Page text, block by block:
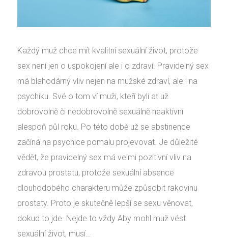
Každý muž chce mít kvalitní sexuální život, protože
sex není jen o uspokojení ale i o zdraví. Pravidelný sex
má blahodárný vliv nejen na mužské zdraví, ale i na
psychiku. Své o tom ví muži, kteří byli ať už
dobrovolně či nedobrovolně sexuálně neaktivní
alespoň půl roku. Po této době už se abstinence
začíná na psychice pomalu projevovat. Je důležité
vědět, že pravidelný sex má velmi pozitivní vliv na
zdravou prostatu, protože sexuální absence
dlouhodobého charakteru může způsobit rakovinu
prostaty. Proto je skutečně lepší se sexu věnovat,
dokud to jde. Nejde to vždy Aby mohl muž vést
sexuální život, musí…